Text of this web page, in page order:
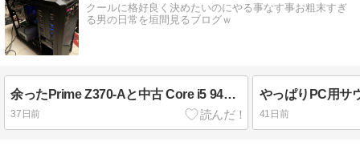
クールに格好良く決めたいのにやる事なす事お粗末すぎ
る男の日常を垣間見るブログｗ
余ったPrime Z370-Aと中古 Core i5 9400Fで録画専用機をWindows11対応にする
37日前 41日前